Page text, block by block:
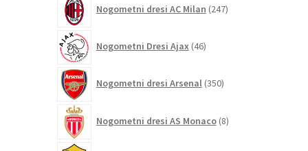
Nogometni dresi AC Milan 247izdelkov
Nogometni Dresi Ajax 46izdelkov
Nogometni dresi Arsenal 350izdelkov
Nogometni dresi AS Monaco 8izdelkov